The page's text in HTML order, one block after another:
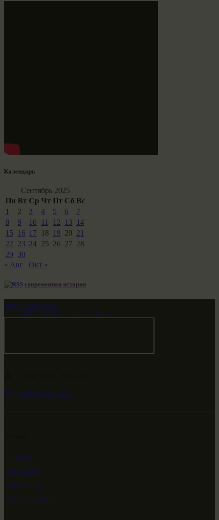
Календарь
Сентябрь 2025
Пн Вт Ср Чт Пт Сб Вс
1
2 3 4 5 6
7
8
9 10 11 12 13
14
15
16 17 18 19 20 21
22
23 24 25 26 27 28
29
30
« Авг
Окт »
современная история
Звездные врата
НАШ МИР ВЧЕРА СЕГОДНЯ И ЗАВТРА
+682 (000) 0001
Главная
Выставки
Коллекции
Мероприятия